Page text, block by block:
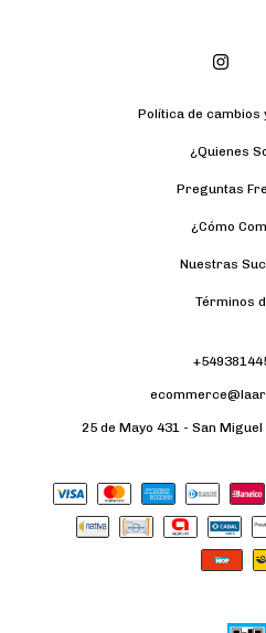
Política de cambios
¿Quienes
Preguntas
¿Cómo
Nuestras
Términos
25 de Mayo 431 - San